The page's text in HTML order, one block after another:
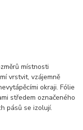
místnosti
vrstvit, vzájemně
okraji. Fólie
středem označeného
pásů se izolují.